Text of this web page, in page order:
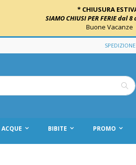
* CHIUSURA
SIAMO CHIUSI PER FERIE dal 8
Buone Vacanze
ACQUE BIBITE PROMO